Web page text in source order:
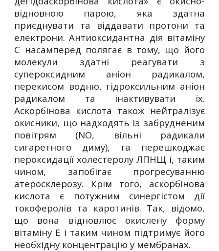
відновною парою, яка здатна
приєднувати та віддавати протони та
електрони. Антиоксидантна дія вітаміну
С насамперед полягає в тому, що його
молекули здатні реагувати з
супероксидним аніон радикалом,
перекисом водню, гідроксильним аніон
радикалом та інактивувати їх.
Аскорбінова кислота також нейтралізує
окисники, що надходять із забрудненим
повітрям (NO, вільні радикали
сигаретного диму), та перешкоджає
пероксидації холестеролу ЛПНЩ і, таким
чином, запобігає прогресуванню
атеросклерозу. Крім того, аскорбінова
кислота є потужним синергістом дії
токоферолів та каротинів. Так, відомо,
що вона відновлює окислену форму
вітаміну Е і таким чином підтримує його
необхідну концентрацію у мембранах.